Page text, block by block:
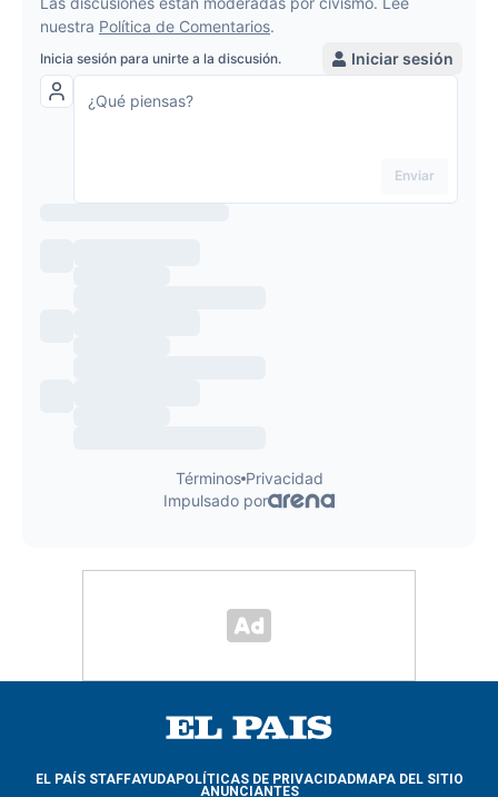
EL PAÍS STAFFAYUDAPOLÍTICAS DE PRIVACIDADMAPA DEL SITIO
ANUNCIANTES